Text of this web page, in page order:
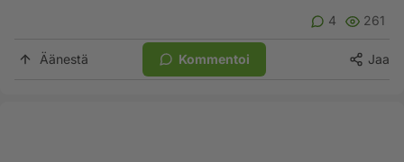
4 261
Äänestä Kommentoi Jaa